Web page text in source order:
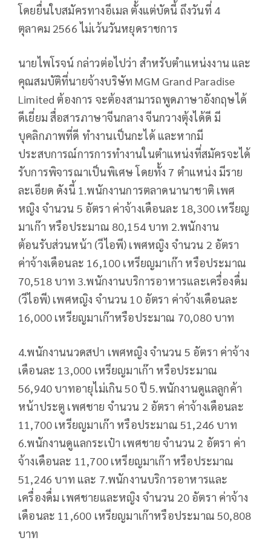
โดยยื่นใบสมัครทางอีเมล ตั้งแต่บัดนี้ ถึงวันที่ 4
ตุลาคม 2566 ไม่เว้นวันหยุดราชการ
นายไพโรจน์ กล่าวต่อไปว่า สำหรับตำแหน่งงาน และ
คุณสมบัติที่นายจ้างบริษัท MGM Grand Paradise
Limited ต้องการ จะต้องสามารถพูดภาษาอังกฤษได้
ดีเยี่ยม สื่อสารภาษาจีนกลาง จีนกวางตุ้งได้ดี มี
บุคลิกภาพที่ดี ทำงานเป็นกะได้ และหากมี
ประสบการณ์การการทำงานในตำแหน่งที่สมัครจะได้
รับการพิจารณาเป็นพิเศษ โดยทั้ง 7 ตำแหน่ง มีราย
ละเอียด ดังนี้ 1.พนักงานการตลาดนานาชาติ เพศ
หญิง จำนวน 5 อัตรา ค่าจ้างเดือนละ 18,300 เหรียญ
มาเก๊า หรือประมาณ 80,154 บาท 2.พนักงาน
ต้อนรับส่วนหน้า (วีไอพี) เพศหญิง จำนวน 2 อัตรา
ค่าจ้างเดือนละ 16,100 เหรียญมาเก๊า หรือประมาณ
70,518 บาท 3.พนักงานบริการอาหารและเครื่องดื่ม
(วีไอพี) เพศหญิง จำนวน 10 อัตรา ค่าจ้างเดือนละ
16,000 เหรียญมาเก๊าหรือประมาณ 70,080 บาท
4.พนักงานนวดสปา เพศหญิง จำนวน 5 อัตรา ค่าจ้าง
เดือนละ 13,000 เหรียญมาเก๊า หรือประมาณ
56,940 บาทอายุไม่เกิน 50 ปี 5.พนักงานดูแลลูกค้า
หน้าประตู เพศชาย จำนวน 2 อัตรา ค่าจ้างเดือนละ
11,700 เหรียญมาเก๊า หรือประมาณ 51,246 บาท
6.พนักงานดูแลกระเป๋า เพศชาย จำนวน 2 อัตรา ค่า
จ้างเดือนละ 11,700 เหรียญมาเก๊า หรือประมาณ
51,246 บาท และ 7.พนักงานบริการอาหารและ
เครื่องดื่ม เพศชายและหญิง จำนวน 20 อัตรา ค่าจ้าง
เดือนละ 11,600 เหรียญมาเก๊าหรือประมาณ 50,808
บาท